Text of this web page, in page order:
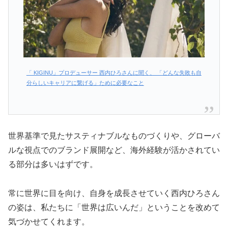
「 KIGINU」プロデューサー 西内ひろさんに聞く、 「どんな失敗も自
分らしいキャリアに繋げる」ために必要なこと
世界基準で見たサスティナブルなものづくりや、グローバ
ルな視点でのブランド展開など、海外経験が活かされてい
る部分は多いはずです。
常に世界に目を向け、自身を成長させていく西内ひろさん
の姿は、私たちに「世界は広いんだ」ということを改めて
気づかせてくれます。